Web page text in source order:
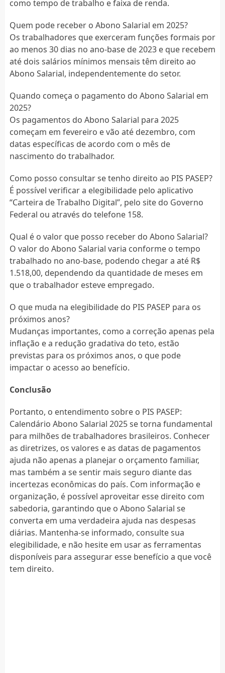
como tempo de trabalho e faixa de renda.
Quem pode receber o Abono Salarial em 2025?
Os trabalhadores que exerceram funções formais por
ao menos 30 dias no ano-base de 2023 e que recebem
até dois salários mínimos mensais têm direito ao
Abono Salarial, independentemente do setor.
Quando começa o pagamento do Abono Salarial em
2025?
Os pagamentos do Abono Salarial para 2025
começam em fevereiro e vão até dezembro, com
datas específicas de acordo com o mês de
nascimento do trabalhador.
Como posso consultar se tenho direito ao PIS PASEP?
É possível verificar a elegibilidade pelo aplicativo
“Carteira de Trabalho Digital”, pelo site do Governo
Federal ou através do telefone 158.
Qual é o valor que posso receber do Abono Salarial?
O valor do Abono Salarial varia conforme o tempo
trabalhado no ano-base, podendo chegar a até R$
1.518,00, dependendo da quantidade de meses em
que o trabalhador esteve empregado.
O que muda na elegibilidade do PIS PASEP para os
próximos anos?
Mudanças importantes, como a correção apenas pela
inflação e a redução gradativa do teto, estão
previstas para os próximos anos, o que pode
impactar o acesso ao benefício.
Conclusão
Portanto, o entendimento sobre o PIS PASEP:
Calendário Abono Salarial 2025 se torna fundamental
para milhões de trabalhadores brasileiros. Conhecer
as diretrizes, os valores e as datas de pagamentos
ajuda não apenas a planejar o orçamento familiar,
mas também a se sentir mais seguro diante das
incertezas econômicas do país. Com informação e
organização, é possível aproveitar esse direito com
sabedoria, garantindo que o Abono Salarial se
converta em uma verdadeira ajuda nas despesas
diárias. Mantenha-se informado, consulte sua
elegibilidade, e não hesite em usar as ferramentas
disponíveis para assegurar esse benefício a que você
tem direito.